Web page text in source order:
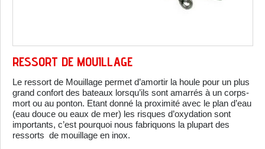
RESSORT DE MOUILLAGE
Le ressort de Mouillage permet d’amortir la houle pour un plus
grand confort des bateaux lorsqu’ils sont amarrés à un corps-
mort ou au ponton. Etant donné la proximité avec le plan d’eau
(eau douce ou eaux de mer) les risques d’oxydation sont
importants, c’est pourquoi nous fabriquons la plupart des
ressorts de mouillage en inox.